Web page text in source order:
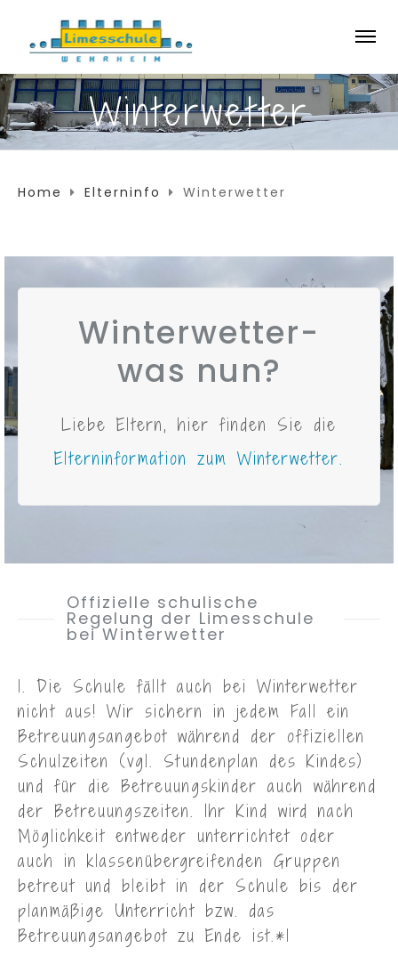
Winterwetter
Home Elterninfo Winterwetter
Winterwetter-
was nun?
Liebe Eltern, hier finden Sie die
Elterninformation zum Winterwetter.
Offizielle schulische
Regelung der Limesschule
bei Winterwetter
1. Die Schule fällt auch bei Winterwetter
nicht aus! Wir sichern in jedem Fall ein
Betreuungsangebot während der offiziellen
Schulzeiten (vgl. Stundenplan des Kindes)
und für die Betreuungskinder auch während
der Betreuungszeiten. Ihr Kind wird nach
Möglichkeit entweder unterrichtet oder
auch in klassenübergreifenden Gruppen
betreut und bleibt in der Schule bis der
planmäßige Unterricht bzw. das
Betreuungsangebot zu Ende ist.*1